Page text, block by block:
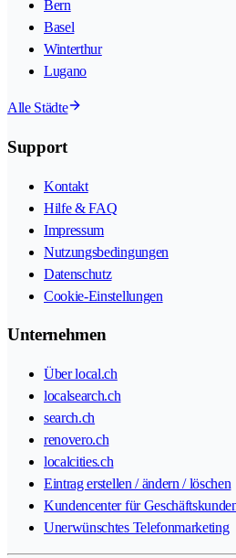
Bern
Basel
Winterthur
Lugano
Alle Städte
Support
Kontakt
Hilfe & FAQ
Impressum
Nutzungsbedingungen
Datenschutz
Cookie-Einstellungen
Unternehmen
Über local.ch
localsearch.ch
search.ch
renovero.ch
localcities.ch
Eintrag erstellen / ändern / löschen
Kundencenter für
Unerwünschtes Telefonmarketing